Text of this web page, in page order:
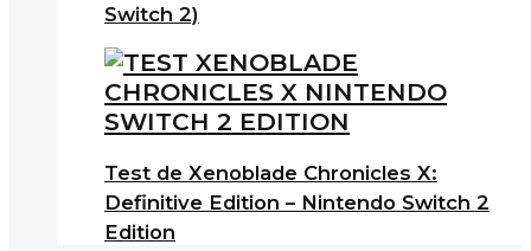
Switch 2)
Test de Xenoblade Chronicles X:
Definitive Edition – Nintendo Switch 2
Edition